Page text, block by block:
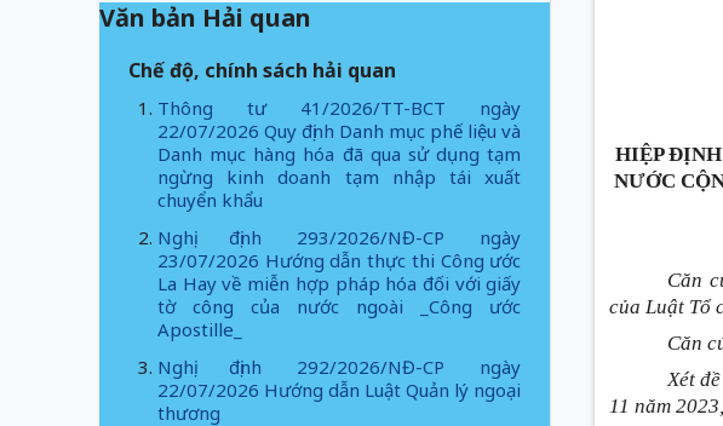
Văn bản Hải quan
Chế độ, chính sách hải quan
Thông tư 41/2026/TT-BCT ngày
22/07/2026 Quy định Danh mục phế liệu và
Danh mục hàng hóa đã qua sử dụng tạm
ngừng kinh doanh tạm nhập tái xuất
chuyển khẩu
Nghị định 293/2026/NĐ-CP ngày
23/07/2026 Hướng dẫn thực thi Công ước
La Hay về miễn hợp pháp hóa đối với giấy
tờ công của nước ngoài _Công ước
Apostille_
Nghị định 292/2026/NĐ-CP ngày
22/07/2026 Hướng dẫn Luật Quản lý ngoại
thương
HIỆP
NƯỚC
Căn
của Luật Tổ
Căn
Xét
11 năm 2023,